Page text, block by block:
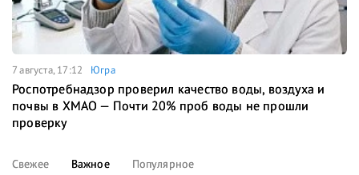
7 августа, 17:12 Югра
Роспотребнадзор проверил качество воды, воздуха и
почвы в ХМАО — Почти 20% проб воды не прошли
проверку
Свежее Важное Популярное